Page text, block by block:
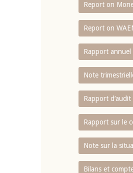
Report on
Report on
Rapport annuel
Note
Rapport
Rapport sur le
Note sur la
Bilans et